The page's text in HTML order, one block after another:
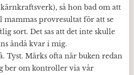
så hon bad om att
mammas provresultat för att se
sort. Det sas att det inte skulle
ändå kvar i mig.
Tyst. Märks ofta när buken redan
ber om kontroller via vår